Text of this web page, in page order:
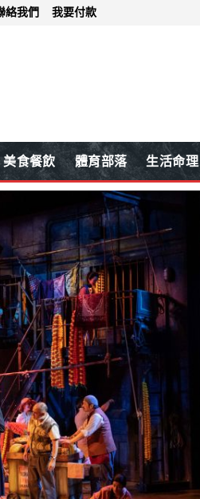
絡我們 我要付款
美食餐飲 體育部落 生活命理